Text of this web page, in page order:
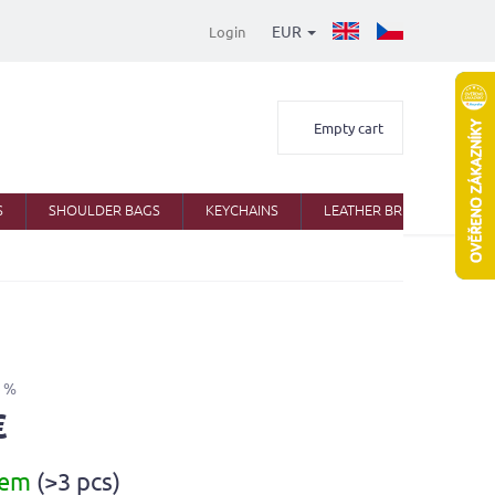
EUR
Login
Shopping
Empty cart
SHOULDER BAGS KEYCHAINS LEATHER BRIEFCASES
%
(>3 pcs)